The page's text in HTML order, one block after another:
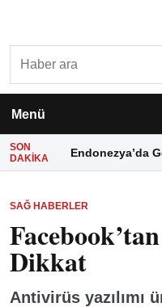
Menü
SON
DAKIKA
Endonezya’da
SAĞ HABERLER
Dikkat
Antivirüs yazılımı